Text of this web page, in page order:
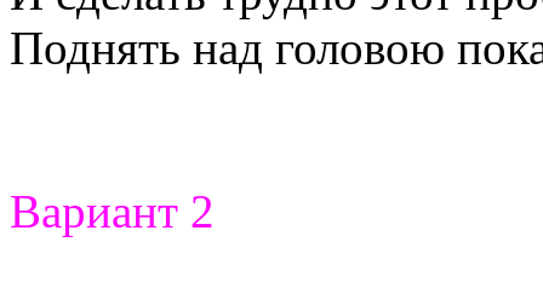
Поднять над головою
Вариант 2